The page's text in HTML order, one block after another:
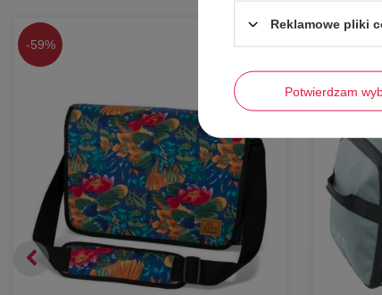
-59%
Reklamowe pliki
Potwierdzam